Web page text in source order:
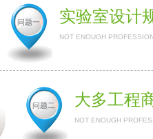
问题一 实验室设计
NOT ENOUGH
问题二 大多工程
NOT ENOUGH